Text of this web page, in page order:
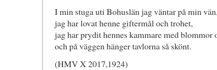
I min stuga uti Bohuslän jag väntar på min
jag har lovat henne giftermål och trohet,
jag har prydit hennes kammare med blommor
och på väggen hänger tavlorna så skönt.
(HMV X 2017,1924)